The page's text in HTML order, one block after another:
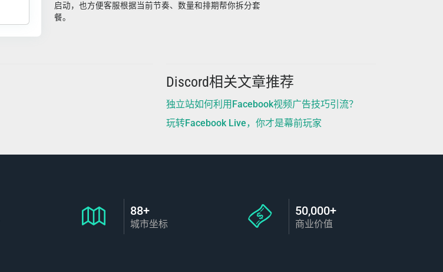
启动，也方便客服根据当前节奏、数量和排期帮你拆分套
餐。
Discord相关文章推荐
独立站如何利用Facebook视频广告技巧引流？
玩转Facebook Live，你才是幕前玩家
88+
城市坐标
50,000+
商业价值